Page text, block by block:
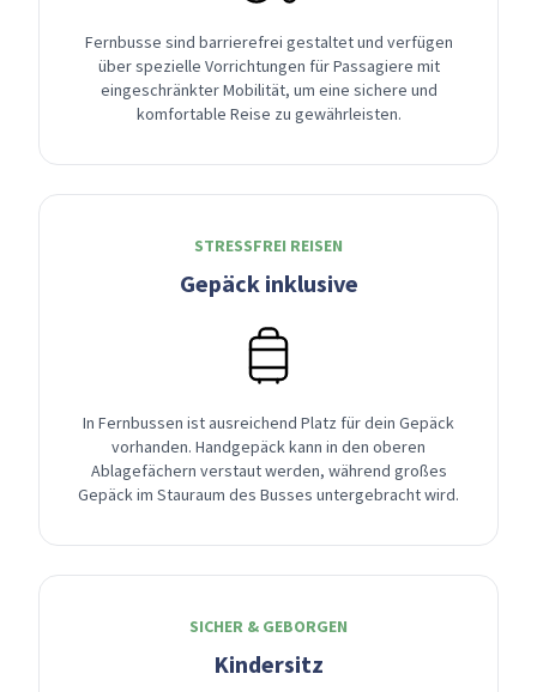
Fernbusse sind barrierefrei gestaltet und verfügen
über spezielle Vorrichtungen für Passagiere mit
eingeschränkter Mobilität, um eine sichere und
komfortable Reise zu gewährleisten.
STRESSFREI REISEN
Gepäck inklusive
In Fernbussen ist ausreichend Platz für dein Gepäck
vorhanden. Handgepäck kann in den oberen
Ablagefächern verstaut werden, während großes
Gepäck im Stauraum des Busses untergebracht wird.
SICHER & GEBORGEN
Kindersitz